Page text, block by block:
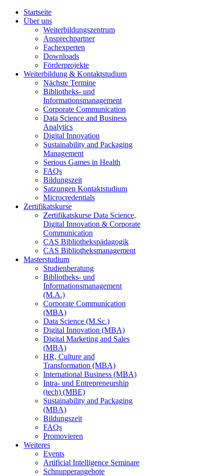
Startseite
Über uns
Weiterbildungszentrum
Ansprechpartner
Fachexperten
Downloads
Förderprojekte
Weiterbildung & Kontaktstudium
Nächste Termine
Bibliotheks- und
Informationsmanagement
Corporate Communication
Data Science and Business
Analytics
Digital Innovation
Sustainability and Packaging
Management
Serious Games in Health
FAQs
Bildungszeit
Satzungen Kontaktstudium
Microcredentials
Zertifikatskurse
Zertifikatskurse Data Science,
Digital Innovation & Corporate
Communication
CAS Bibliothekspädagogik
CAS Bibliotheksmanagement
Masterstudium
Studienberatung
Bibliotheks- und
Informationsmanagement
(M.A.)
Corporate Communication
(MBA)
Data Science (M.Sc.)
Digital Innovation (MBA)
Digital Marketing and Sales
(MBA)
HR, Culture and
Transformation (MBA)
International Business (MBA)
Intra- und Entrepreneurship
(tech) (MBE)
Sustainability and Packaging
(MBA)
Bildungszeit
FAQs
Promovieren
Weiteres
Events
Artificial Intelligence Seminare
Schnupperangebote